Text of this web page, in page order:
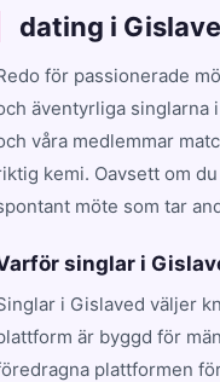
dating i
för passionerade
äventyrliga singlarna
våra medlemmar
kemi. Oavsett om
möte som tar
singlar i
i Gislaved väljer
är byggd för
plattformen